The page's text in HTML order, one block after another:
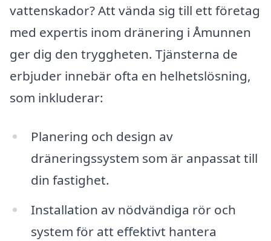
vattenskador? Att vända sig till ett företag
med expertis inom dränering i Åmunnen
ger dig den tryggheten. Tjänsterna de
erbjuder innebär ofta en helhetslösning,
som inkluderar:
Planering och design av
dräneringssystem som är anpassat till
din fastighet.
Installation av nödvändiga rör och
system för att effektivt hantera